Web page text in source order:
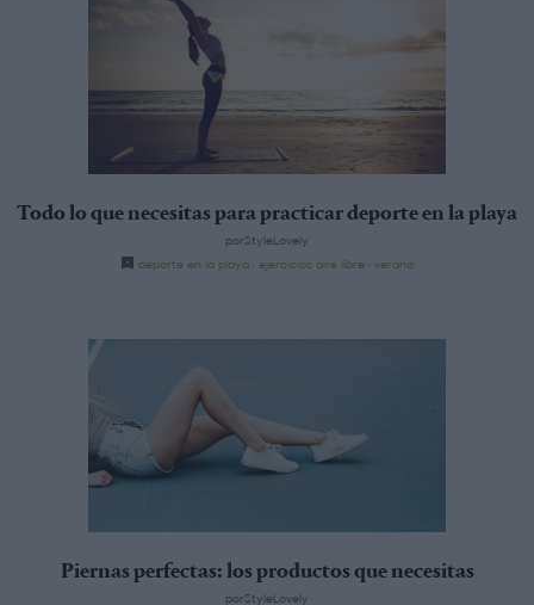
Todo lo que necesitas para practicar deporte en la playa
porStyleLovely
deporte en la playa ejercicios aire libre verano
Piernas perfectas: los productos que necesitas
porStyleLovely